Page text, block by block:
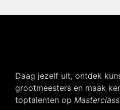
Daag jezelf uit, ontdek
grootmeesters en maak
toptalenten op